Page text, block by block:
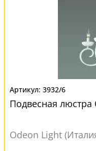
3932/6
Подвесная
Odeon Light